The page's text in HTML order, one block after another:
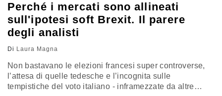
Perché i mercati sono allineati
sull'ipotesi soft Brexit. Il parere
degli analisti
Di Laura Magna
Non bastavano le elezioni francesi super controverse,
l’attesa di quelle tedesche e l’incognita sulle
tempistiche del voto italiano - inframezzate da altre